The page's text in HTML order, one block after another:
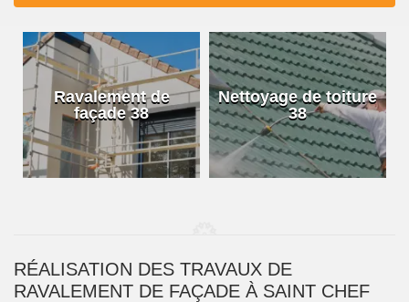
Ravalement de
façade 38
Nettoyage de toiture
38
RÉALISATION DES TRAVAUX DE
RAVALEMENT DE FAÇADE À SAINT CHEF